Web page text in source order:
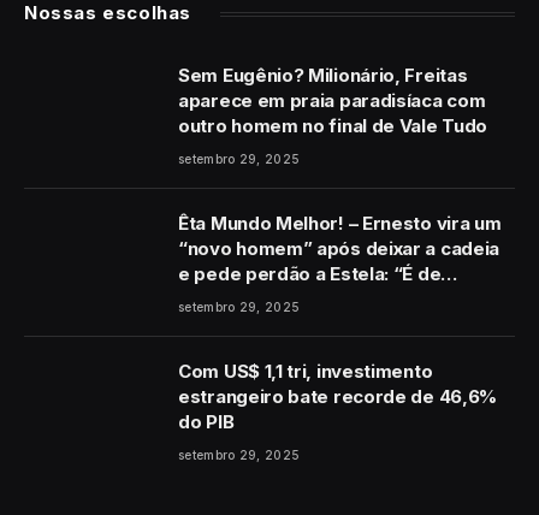
Nossas escolhas
Sem Eugênio? Milionário, Freitas
aparece em praia paradisíaca com
outro homem no final de Vale Tudo
setembro 29, 2025
Êta Mundo Melhor! – Ernesto vira um
“novo homem” após deixar a cadeia
e pede perdão a Estela: “É de
coração”
setembro 29, 2025
Com US$ 1,1 tri, investimento
estrangeiro bate recorde de 46,6%
do PIB
setembro 29, 2025